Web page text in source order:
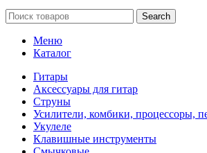
Search
Меню
Каталог
Гитары
Аксессуары для гитар
Струны
Усилители, комбики, процессоры,
Укулеле
Клавишные инструменты